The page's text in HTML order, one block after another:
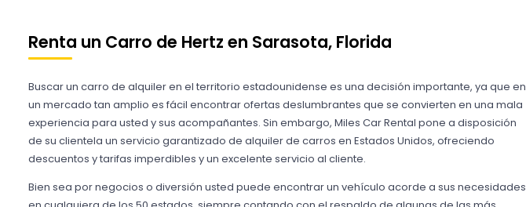
Renta un Carro de Hertz en Sarasota, Florida
Buscar un carro de alquiler en el territorio estadounidense es una decisión importante, ya que en
un mercado tan amplio es fácil encontrar ofertas deslumbrantes que se convierten en una mala
experiencia para usted y sus acompañantes. Sin embargo, Miles Car Rental pone a disposición
de su clientela un servicio garantizado de alquiler de carros en Estados Unidos, ofreciendo
descuentos y tarifas imperdibles y un excelente servicio al cliente.
Bien sea por negocios o diversión usted puede encontrar un vehículo acorde a sus necesidades